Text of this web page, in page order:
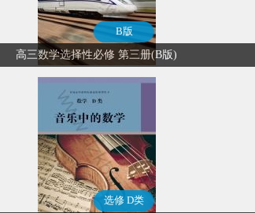
B版
高三数学选择性必修 第三册(B版)
选修 D类